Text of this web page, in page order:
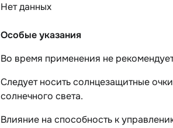
Нет данных
Особые указания
Во время применения не
Следует носить солнцезащитные
солнечного света.
Влияние на способность к